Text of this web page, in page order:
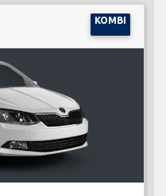
KOMBI